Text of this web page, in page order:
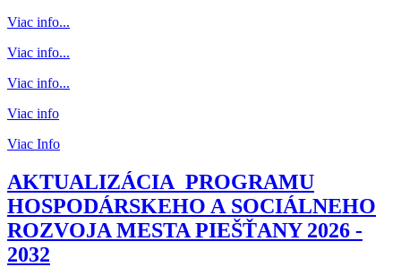
Viac info...
Viac info...
Viac info...
Viac info
Viac Info
AKTUALIZÁCIA PROGRAMU
HOSPODÁRSKEHO A SOCIÁLNEHO
ROZVOJA MESTA PIEŠŤANY 2026 -
2032